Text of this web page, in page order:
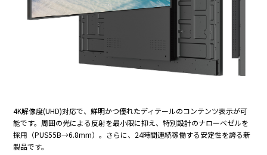
4K解像度(UHD)対応で、鮮明かつ優れたディテールのコンテンツ表示が可
能です。周囲の光による反射を最小限に抑え、特別設計のナローベゼルを
採用（PUS55B→6.8mm）。さらに、24時間連続稼働する安定性を誇る新
製品です。